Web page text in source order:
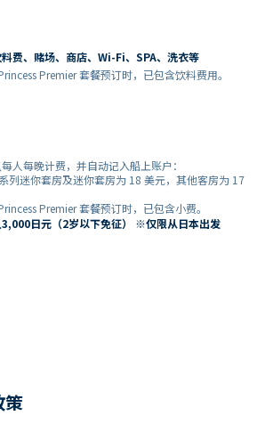
费、赌场、商店、Wi-Fi、SPA、洗衣等
Premier 套餐预订时，已包含饮料费用。
人每晚计费，并自动记入船上账户：
列迷你套房及迷你套房为 18 美元，其他客房为 17
Premier 套餐预订时，已包含小费。
日元（2岁以下免征） ※仅限从日本出发
策